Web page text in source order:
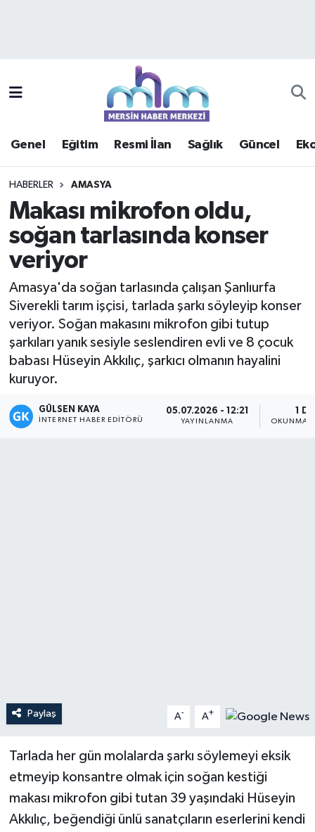
Genel Eğitim Resmi İlan Sağlık Güncel
HABERLER AMASYA
Makası mikrofon oldu,
soğan tarlasında konser
veriyor
Amasya'da soğan tarlasında çalışan Şanlıurfa
Siverekli tarım işçisi, tarlada şarkı söyleyip konser
veriyor. Soğan makasını mikrofon gibi tutup
şarkıları yanık sesiyle seslendiren evli ve 8 çocuk
babası Hüseyin Akkılıç, şarkıcı olmanın hayalini
kuruyor.
GÜLSEN KAYA
İNTERNET HABER EDITÖRÜ
05.07.2026 - 12:21
YAYINLANMA
1 DK
OKUNMA
Paylaş A- A+
Tarlada her gün molalarda şarkı söylemeyi eksik
etmeyip konsantre olmak için soğan kestiği
makası mikrofon gibi tutan 39 yaşındaki Hüseyin
Akkılıç, beğendiği ünlü sanatçıların eserlerini kendi
Güncel
Haberde insan
Kültür - Sanat
Magazin
Mersin
Mersin Tarihi
Mersin Trafik Yoğunluk Haritası
Süper Lig Puan Durumu ve Fikstür
Haber Arşivi